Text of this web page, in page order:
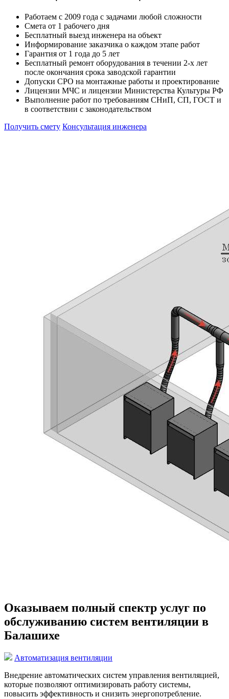
Работаем с 2009 года с задачами любой сложности
Смета от 1 рабочего дня
Бесплатный выезд инженера на объект
Информирование заказчика о каждом этапе работ
Гарантия от 1 года до 5 лет
Бесплатный ремонт оборудования в течении 2-х лет
после окончания срока заводской гарантии
Допуски СРО на монтажные работы и проектирование
Лицензии МЧС и лицензии Министерства Культуры РФ
Выполнение работ по требованиям СНиП, СП, ГОСТ и
в соответствии с законодательством
Получить смету Консультация инженера
Оказываем полный спектр услуг по
обслуживанию систем вентиляции в
Балашихе
Автоматизация вентиляции
Внедрение автоматических систем управления вентиляцией,
которые позволяют оптимизировать работу системы,
повысить эффективность и снизить энергопотребление.